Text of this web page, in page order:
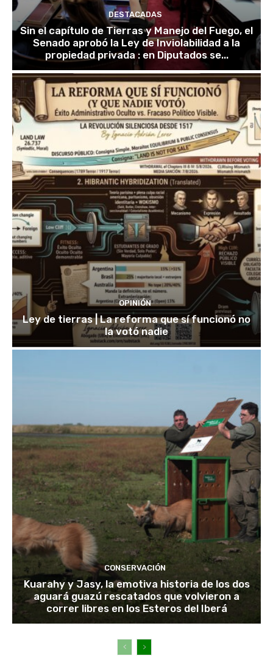
DESTACADAS
Sin el capítulo de Tierras y Manejo del Fuego, el
Senado aprobó la Ley de Inviolabilidad a la
propiedad privada : en Diputados se...
OPINIÓN
Ley de tierras | La reforma que sí funcionó no
la votó nadie
CONSERVACIÓN
Kuarahy y Jasy, la emotiva historia de los dos
aguará guazú rescatados que volvieron a
correr libres en los Esteros del Iberá